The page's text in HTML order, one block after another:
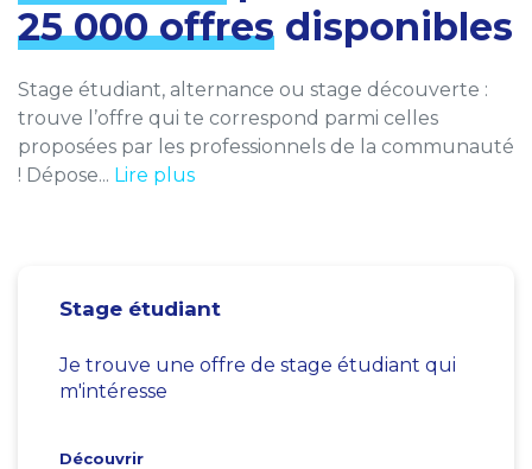
25 000 offres disponibles
Stage étudiant, alternance ou stage découverte :
trouve l’offre qui te correspond parmi celles
proposées par les professionnels de la communauté
! Dépose... Lire plus
Stage étudiant
Je trouve une offre de stage étudiant qui
m'intéresse
Découvrir